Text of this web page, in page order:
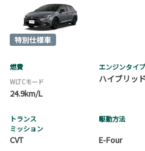
燃費
WLTCモード
24.9km/L
エンジンタイプ
ハイブリッド
トランス
ミッション
CVT
駆動方法
E-Four